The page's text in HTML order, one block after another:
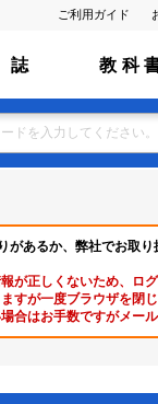
ご利用ガイド
誌 教 科
があるか、弊社でお取
が正しくないため、ロ
すが一度ブラウザを閉
合はお手数ですがメー